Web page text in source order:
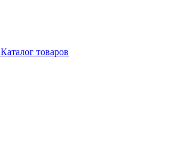
Каталог товаров